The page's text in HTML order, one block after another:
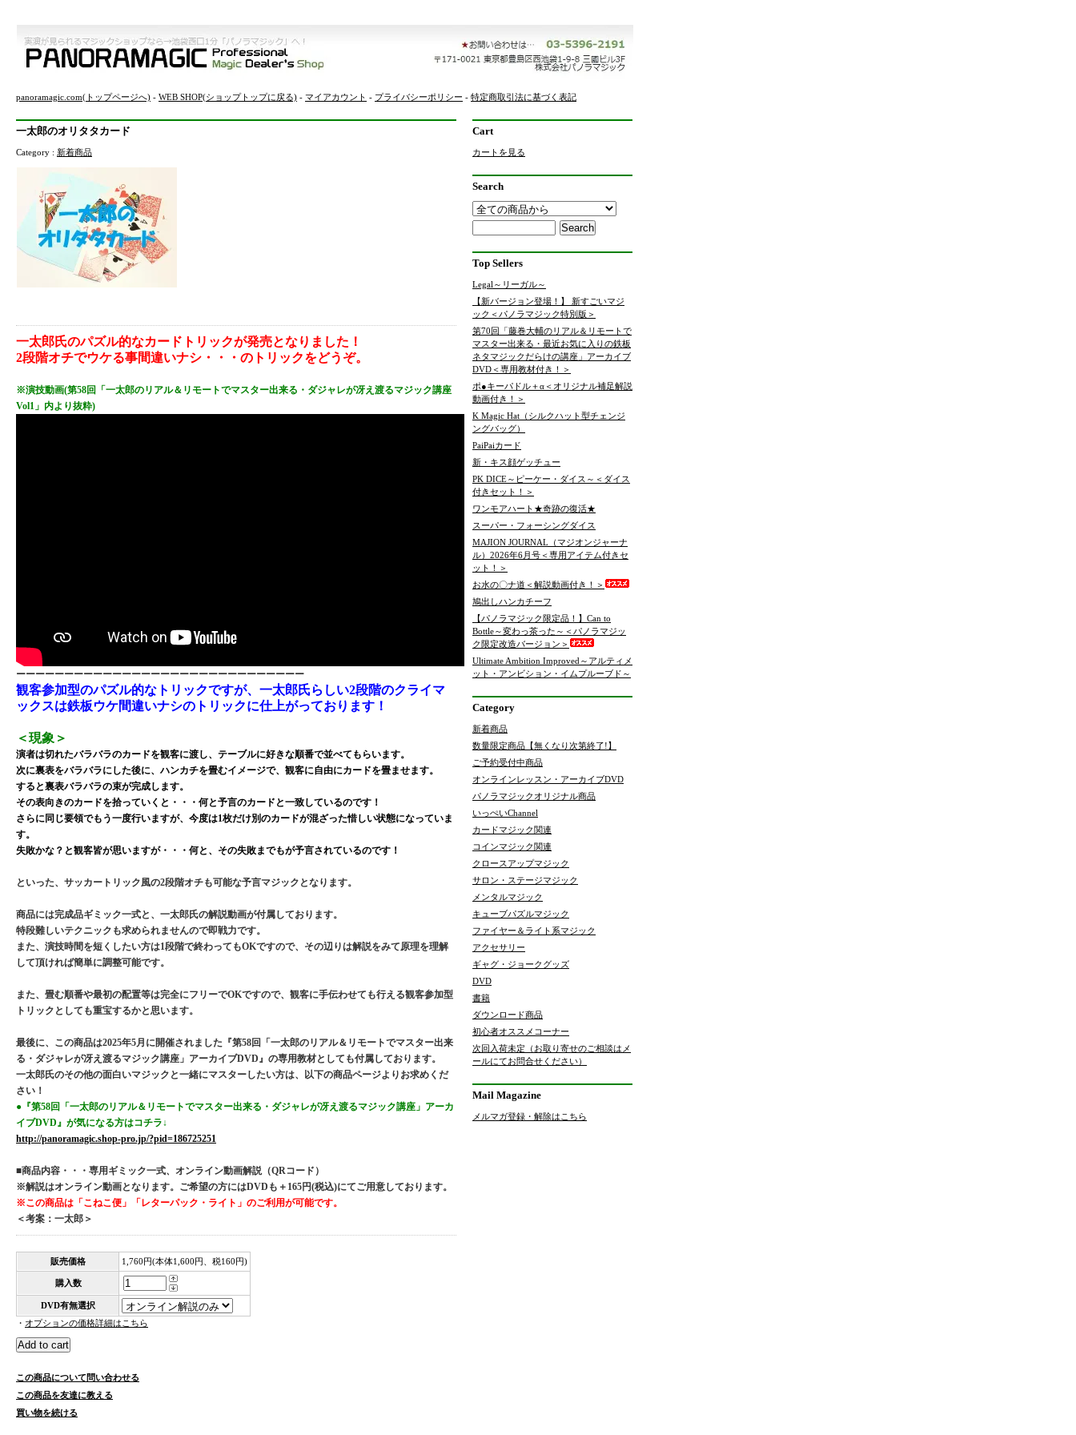
panoramagic.com(トップページへ) - WEB SHOP(ショップトップに戻る) - マイアカウント - プライバシーポリシー - 特定商取引法に基づく表記
一太郎のオリタタカード
Category : 新着商品
一太郎氏のパズル的なカードトリックが発売となりました！
2段階オチでウケる事間違いナシ・・・のトリックをどうぞ。
※演技動画(第58回「一太郎のリアル＆リモートでマスター出来る・ダジャレが冴え渡るマジック講座
Vol1」内より抜粋)
ーーーーーーーーーーーーーーーーーーーーーーーーーーーーーー
観客参加型のパズル的なトリックですが、一太郎氏らしい2段階のクライマ
ックスは鉄板ウケ間違いナシのトリックに仕上がっております！
＜現象＞
演者は切れたバラバラのカードを観客に渡し、テーブルに好きな順番で並べてもらいます。
次に裏表をバラバラにした後に、ハンカチを畳むイメージで、観客に自由にカードを畳ませます。
すると裏表バラバラの束が完成します。
その表向きのカードを拾っていくと・・・何と予言のカードと一致しているのです！
さらに同じ要領でもう一度行いますが、今度は1枚だけ別のカードが混ざった惜しい状態になっていま
す。
失敗かな？と観客皆が思いますが・・・何と、その失敗までもが予言されているのです！
といった、サッカートリック風の2段階オチも可能な予言マジックとなります。
商品には完成品ギミック一式と、一太郎氏の解説動画が付属しております。
特段難しいテクニックも求められませんので即戦力です。
また、演技時間を短くしたい方は1段階で終わってもOKですので、その辺りは解説をみて原理を理解
して頂ければ簡単に調整可能です。
また、畳む順番や最初の配置等は完全にフリーでOKですので、観客に手伝わせても行える観客参加型
トリックとしても重宝するかと思います。
最後に、この商品は2025年5月に開催されました『第58回「一太郎のリアル＆リモートでマスター出来
る・ダジャレが冴え渡るマジック講座」アーカイブDVD』の専用教材としても付属しております。
一太郎氏のその他の面白いマジックと一緒にマスターしたい方は、以下の商品ページよりお求めくだ
さい！
●『第58回「一太郎のリアル＆リモートでマスター出来る・ダジャレが冴え渡るマジック講座」アーカ
イブDVD』が気になる方はコチラ↓
http://panoramagic.shop-pro.jp/?pid=186725251
■商品内容・・・専用ギミック一式、オンライン動画解説（QRコード）
※解説はオンライン動画となります。ご希望の方にはDVDも＋165円(税込)にてご用意しております。
※この商品は「こねこ便」「レターパック・ライト」のご利用が可能です。
＜考案：一太郎＞
販売価格 1,760円(本体1,600円、税160円)
購入数
DVD有無選択
・ オプションの価格詳細はこちら
この商品について問い合わせる
この商品を友達に教える
買い物を続ける
Cart
カートを見る
Search
Top Sellers
Legal～リーガル～
【新バージョン登場！】 新すごいマジ
ック＜パノラマジック特別版＞
第70回「藤巻大輔のリアル＆リモートで
マスター出来る・最近お気に入りの鉄板
ネタマジックだらけの講座」アーカイブ
DVD＜専用教材付き！＞
ポ●キーパドル＋α＜オリジナル補足解説
動画付き！＞
K Magic Hat（シルクハット型チェンジ
ングバッグ）
PaiPaiカード
新・キス顔ゲッチュー
PK DICE～ピーケー・ダイス～＜ダイス
付きセット！＞
ワンモアハート★奇跡の復活★
スーパー・フォーシングダイス
MAJION JOURNAL（マジオンジャーナ
ル）2026年6月号＜専用アイテム付きセ
ット！＞
お水の〇ナ道＜解説動画付き！＞
鳩出しハンカチーフ
【パノラマジック限定品！】Can to
Bottle～変わっ茶った～＜パノラマジッ
ク限定改造バージョン＞
Ultimate Ambition Improved～アルティメ
ット・アンビション・イムプルーブド～
Category
新着商品
数量限定商品【無くなり次第終了!】
ご予約受付中商品
オンラインレッスン・アーカイブDVD
パノラマジックオリジナル商品
いっぺいChannel
カードマジック関連
コインマジック関連
クロースアップマジック
サロン・ステージマジック
メンタルマジック
キューブパズルマジック
ファイヤー＆ライト系マジック
アクセサリー
ギャグ・ジョークグッズ
DVD
書籍
ダウンロード商品
初心者オススメコーナー
次回入荷未定（お取り寄せのご相談はメ
ールにてお問合せください）
Mail Magazine
メルマガ登録・解除はこちら